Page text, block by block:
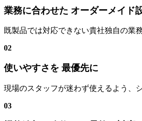
業務に合わせた オーダーメイド
既製品では対応できない貴社独自の業
02
使いやすさを 最優先に
現場のスタッフが迷わず使えるよう、
03